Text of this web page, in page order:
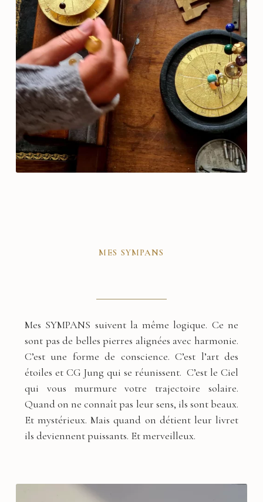
mes sympans
Mes SYMPANS suivent la même logique. Ce ne
sont pas de belles pierres alignées avec harmonie.
C’est une forme de conscience. C’est l’art des
étoiles et CG Jung qui se réunissent. C’est le Ciel
qui vous murmure votre trajectoire solaire.
Quand on ne connaît pas leur sens, ils sont beaux.
Et mystérieux. Mais quand on détient leur livret
ils deviennent puissants. Et merveilleux.